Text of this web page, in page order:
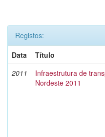
Registos:
Data
Título
2011
Infraestrutura de
Nordeste 2011